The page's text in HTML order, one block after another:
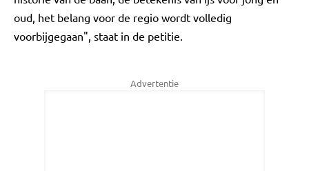
oud, het belang voor de regio wordt volledig
voorbijgegaan", staat in de petitie.
Advertentie